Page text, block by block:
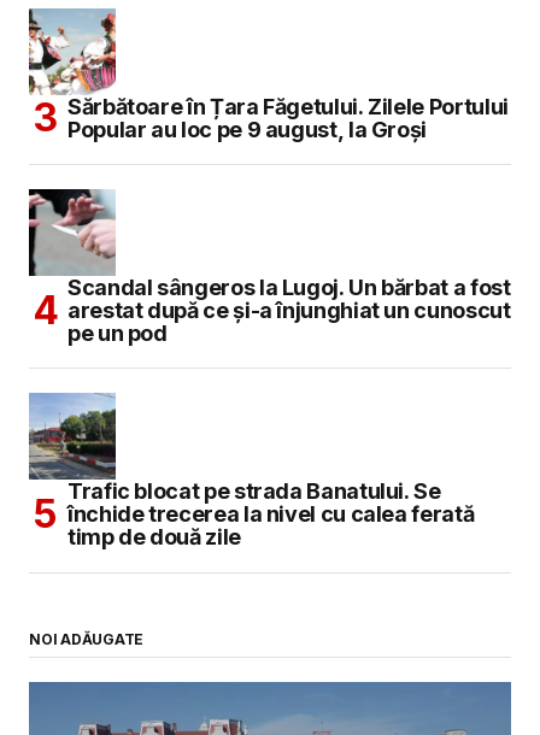
Sărbătoare în Țara Făgetului. Zilele Portului
Popular au loc pe 9 august, la Groși
Scandal sângeros la Lugoj. Un bărbat a fost
arestat după ce și-a înjunghiat un cunoscut
pe un pod
Trafic blocat pe strada Banatului. Se
închide trecerea la nivel cu calea ferată
timp de două zile
NOI ADĂUGATE